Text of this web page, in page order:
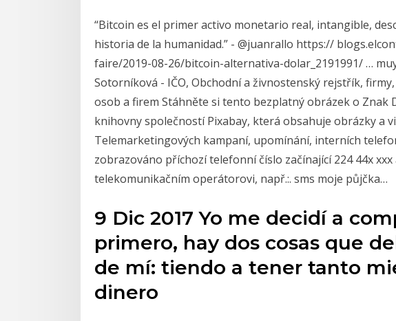
“Bitcoin es el primer activo monetario real, intangible,
historia de la humanidad.” - @juanrallo https://
faire/2019-08-26/bitcoin-alternativa-dolar_2191991/ …
Sotorníková - IČO, Obchodní a živnostenský rejstřík,
osob a firem Stáhněte si tento bezplatný obrázek o Znak
knihovny společností Pixabay, která obsahuje obrázky a
Telemarketingových kampaní, upomínání, interních
zobrazováno příchozí telefonní číslo začínající 224 44x xxx
telekomunikačním operátorovi, např.:. sms moje půjčka…
9 Dic 2017 Yo me decidí a
primero, hay dos cosas que
de mí: tiendo a tener tanto
dinero